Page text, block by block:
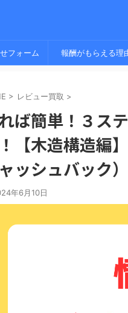
フォーム 報酬がもらえる理
> レビュー買取 >
ば簡単！３ス
【木造構造編
ッシュバック）
年6月10日